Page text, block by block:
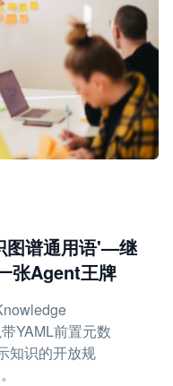
谱通用语'—继
张Agent王牌
YAML前置元数
知识的开放规